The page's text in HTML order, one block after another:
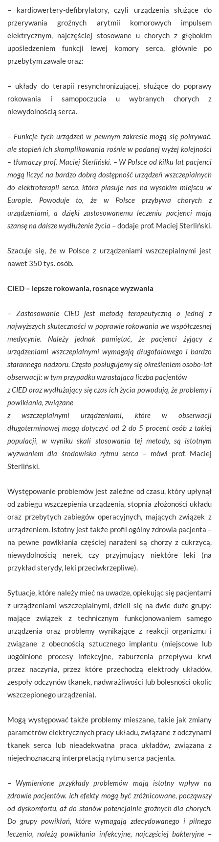
– kardiowertery-defibrylatory, czyli urządzenia służące do
przerywania groźnych arytmii komorowych impulsem
elektrycznym, najczęściej stosowane u chorych z głębokim
upośledzeniem funkcji lewej komory serca, głównie po
przebytym zawale oraz:
– układy do terapii resynchronizującej, służące do poprawy
rokowania i samopoczucia u wybranych chorych z
niewydolnością serca.
– Funkcje tych urządzeń w pewnym zakresie mogą się pokrywać,
ale stopień ich skomplikowania rośnie w podanej wyżej kolejności
– tłumaczy prof. Maciej Sterliński. – W Polsce od kilku lat pacjenci
mogą liczyć na bardzo dobrą dostępność urządzeń wszczepialnych
do elektroterapii serca, która plasuje nas na wysokim miejscu w
Europie. Powoduje to, że w Polsce przybywa chorych z
urządzeniami, a dzięki zastosowanemu leczeniu pacjenci mają
szansę na dalsze wydłużenie życia – dodaje prof. Maciej Sterliński.
Szacuje się, że w Polsce z urządzeniami wszczepialnymi jest
nawet 350 tys. osób.
CIED – lepsze rokowania, rosnące wyzwania
– Zastosowanie CIED jest metodą terapeutyczną o jednej z
najwyższych skuteczności w poprawie rokowania we współczesnej
medycynie. Należy jednak pamiętać, że pacjenci żyjący z
urządzeniami wszczepialnymi wymagają długofalowego i bardzo
starannego nadzoru. Często posługujemy się określeniem osobo-lat
obserwacji: w tym przypadku wzrastająca liczba pacjentów
z CIED oraz wydłużający się czas ich życia powodują, że problemy i
powikłania, związane
z wszczepialnymi urządzeniami, które w obserwacji
długoterminowej mogą dotyczyć od 2 do 5 procent osób z takiej
populacji, w wyniku skali stosowania tej metody, są istotnym
wyzwaniem dla środowiska rytmu serca ­– mówi prof. Maciej
Sterliński.
Występowanie problemów jest zależne od czasu, który upłynął
od zabiegu wszczepienia urządzenia, stopnia złożoności układu
oraz przebytych zabiegów operacyjnych, mających związek z
urządzeniem. Istotny jest także profil ogólny zdrowia pacjenta –
na pewne powikłania częściej narażeni są chorzy z cukrzycą,
niewydolnością nerek, czy przyjmujący niektóre leki (na
przykład sterydy, leki przeciwkrzepliwe).
Sytuacje, które należy mieć na uwadze, opiekując się pacjentami
z urządzeniami wszczepialnymi, dzieli się na dwie duże grupy:
mające związek z technicznym funkcjonowaniem samego
urządzenia oraz problemy wynikające z reakcji organizmu i
związane z obecnością sztucznego implantu (miejscowe lub
uogólnione procesy infekcyjne, zaburzenia przepływu krwi
przez naczynia, przez które przechodzą elektrody układów,
zespoły odczynów tkanek, nadwrażliwości lub bolesności okolic
wszczepionego urządzenia).
Mogą występować także problemy mieszane, takie jak zmiany
parametrów elektrycznych pracy układu, związane z odczynami
tkanek serca lub nieadekwatna praca układów, związana z
niejednoznaczną interpretacją rytmu serca pacjenta.
– Wymienione przykłady problemów mają istotny wpływ na
zdrowie pacjentów. Ich efekty mogą być zróżnicowane, począwszy
od dyskomfortu, aż do stanów potencjalnie groźnych dla chorych.
Do grupy powikłań, które wymagają zdecydowanego i pilnego
leczenia, należą powikłania infekcyjne, najczęściej bakteryjne–